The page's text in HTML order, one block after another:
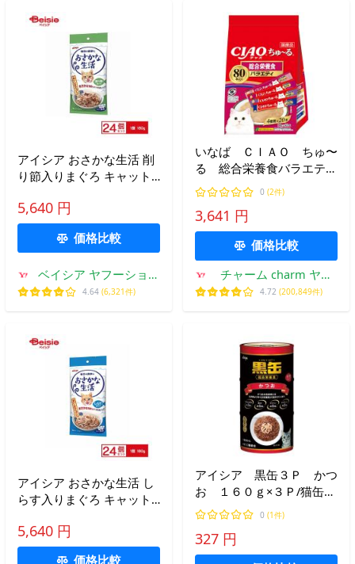
アイシア おさかな生活 削
り節入りまぐろ キャット
猫 パウチ 【180g× 24個 】
| キャットフード ウェッ
ト パウチ 猫 まぐろ 削り
5,640 円
価格比較
ベイシア ヤフーショッ
プ
4.64 (6,321件)
いなば ＣＩＡＯ ちゅ〜
る 総合栄養食バラエテ
ィ １４ｇ×８０本 ちゅ
ーる チュール 猫
0 (2件)
3,641 円
価格比較
チャーム charm ヤフ
ー店
4.72 (200,849件)
アイシア おさかな生活 し
らす入りまぐろ キャット
猫 パウチ 【180g×24個】
| キャットフード ウェッ
5,640 円
価格比較
アイシア 黒缶３Ｐ かつ
お １６０ｇ×３Ｐ/猫缶
ウェット
0 (1件)
327 円